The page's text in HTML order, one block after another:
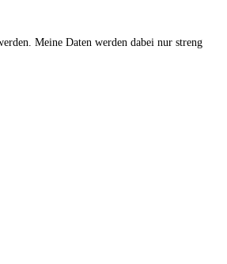
Meine Daten werden dabei nur streng